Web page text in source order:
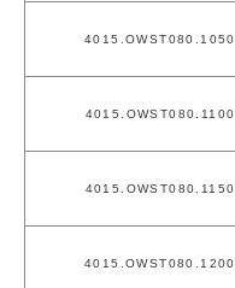
4015.OWST080.1050
4015.OWST080.1100
4015.OWST080.1150
4015.OWST080.1200